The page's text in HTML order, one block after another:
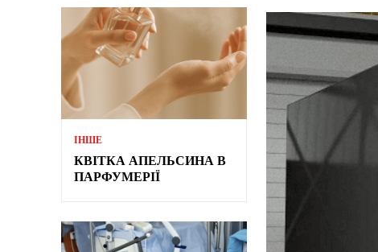
ІНШЕ
КВІТКА АПЕЛЬСИНА В
ПАРФУМЕРІЇ